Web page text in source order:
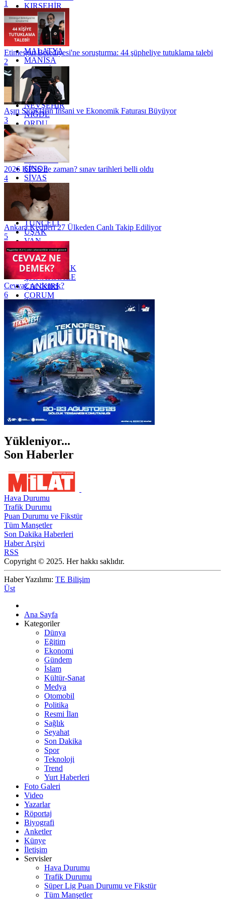
KIRŞEHİR
KOCAELİ
KONYA
KÜTAHYA
KİLİS
MALATYA
MANİSA
MARDİN
MERSİN
MUĞLA
MUŞ
NEVŞEHİR
NİĞDE
ORDU
OSMANİYE
RİZE
SAKARYA
SAMSUN
SİNOP
SİVAS
SİİRT
TEKİRDAĞ
TOKAT
TRABZON
TUNCELİ
UŞAK
VAN
YALOVA
YOZGAT
ZONGULDAK
ÇANAKKALE
ÇANKIRI
ÇORUM
İSTANBUL
İZMİR
ŞANLIURFA
ŞIRNAK
1
Etimesgut Belediyesi'ne soruşturma: 44 şüpheliye tutuklama talebi
2
Aşırı Sıcakların İnsani ve Ekonomik Faturası Büyüyor
3
2026 KPSS ne zaman? sınav tarihleri belli oldu
4
Ankara Kedileri 27 Ülkeden Canlı Takip Ediliyor
5
Cevvaz ne demek?
6
Yükleniyor...
Son Haberler
Hava Durumu
Trafik Durumu
Puan Durumu ve Fikstür
Tüm Manşetler
Son Dakika Haberleri
Haber Arşivi
RSS
Copyright © 2025. Her hakkı saklıdır.
Haber Yazılımı: TE Bilişim
Üst
Ana Sayfa
Kategoriler
Dünya
Eğitim
Ekonomi
Gündem
İslam
Kültür-Sanat
Medya
Otomobil
Politika
Resmi İlan
Sağlık
Seyahat
Son Dakika
Spor
Teknoloji
Trend
Yurt Haberleri
Foto Galeri
Video
Yazarlar
Röportaj
Biyografi
Anketler
Künye
İletişim
Servisler
Hava Durumu
Trafik Durumu
Süper Lig Puan Durumu ve Fikstür
Tüm Manşetler